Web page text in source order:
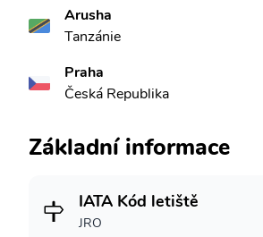
Arusha
Tanzánie
Praha
Česká Republika
Základní informace
IATA Kód letiště
JRO